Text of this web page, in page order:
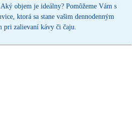
objem je ideálny? Pomôžeme Vám s
ktorá sa stane vašim dennodenným
pri zalievaní kávy či čaju.